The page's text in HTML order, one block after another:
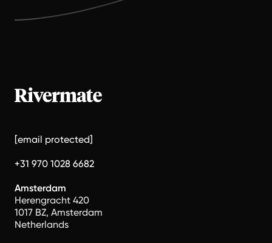
[email protected]
+31 970 1028 6682
Amsterdam
Herengracht 420
1017 BZ, Amsterdam
Netherlands